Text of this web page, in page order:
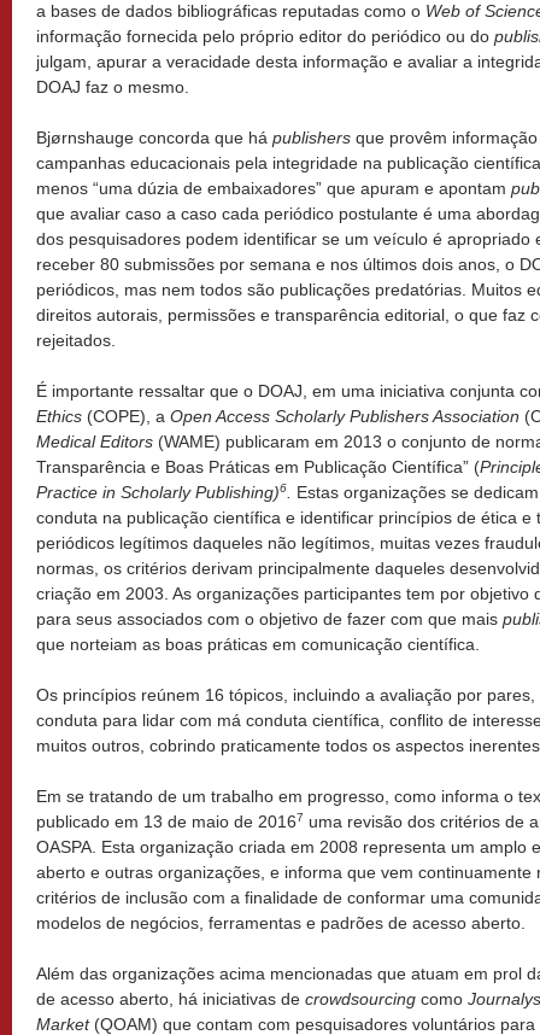
a bases de dados bibliográficas reputadas como o Web of
informação fornecida pelo próprio editor do periódico ou do
julgam, apurar a veracidade desta informação e avaliar a
DOAJ faz o mesmo.
Bjørnshauge concorda que há publishers que provêm
campanhas educacionais pela integridade na publicação
menos “uma dúzia de embaixadores” que apuram e apontam
que avaliar caso a caso cada periódico postulante é uma
dos pesquisadores podem identificar se um veículo é apropriado
receber 80 submissões por semana e nos últimos dois anos, o
periódicos, mas nem todos são publicações predatórias. Muitos
direitos autorais, permissões e transparência editorial, o que faz
rejeitados.
É importante ressaltar que o DOAJ, em uma iniciativa conjunta
Ethics (COPE), a Open Access Scholarly Publishers Association
Medical Editors (WAME) publicaram em 2013 o conjunto de
Transparência e Boas Práticas em Publicação Científica” (
Practice in Scholarly Publishing)6
Estas organizações se
conduta na publicação científica e identificar princípios de ética
periódicos legítimos daqueles não legítimos, muitas vezes
normas, os critérios derivam principalmente daqueles
criação em 2003. As organizações participantes tem por objetivo
para seus associados com o objetivo de fazer com que mais
que norteiam as boas práticas em comunicação científica.
Os princípios reúnem 16 tópicos, incluindo a avaliação por
conduta para lidar com má conduta científica, conflito de
muitos outros, cobrindo praticamente todos os aspectos
Em se tratando de um trabalho em progresso, como informa o
publicado em 13 de maio de 20167 uma revisão dos critérios de
OASPA. Esta organização criada em 2008 representa um amplo
aberto e outras organizações, e informa que vem continuamente
critérios de inclusão com a finalidade de conformar uma
modelos de negócios, ferramentas e padrões de acesso aberto.
Além das organizações acima mencionadas que atuam em prol
de acesso aberto, há iniciativas de crowdsourcing como
Market (QOAM) que contam com pesquisadores voluntários